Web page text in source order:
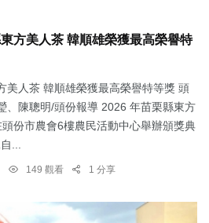
方美人茶 韓順雄榮獲最高榮譽特
美人茶 韓順雄榮獲最高榮譽特等獎 頭
、陳聰明/頭份報導 2026 年苗栗縣東方
份市農會6樓農民活動中心舉辦頒獎典
...
149 觀看 1 分享